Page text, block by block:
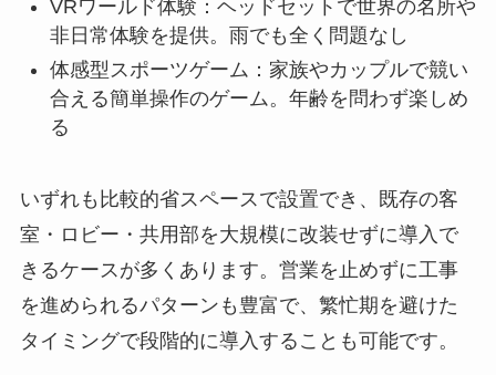
VRワールド体験：ヘッドセットで世界の名所や
非日常体験を提供。雨でも全く問題なし
体感型スポーツゲーム：家族やカップルで競い
合える簡単操作のゲーム。年齢を問わず楽しめ
る
いずれも比較的省スペースで設置でき、既存の客
室・ロビー・共用部を大規模に改装せずに導入で
きるケースが多くあります。営業を止めずに工事
を進められるパターンも豊富で、繁忙期を避けた
タイミングで段階的に導入することも可能です。